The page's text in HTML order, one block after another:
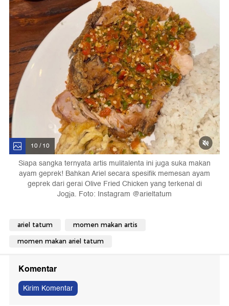
10 / 10
Siapa sangka ternyata artis mulitalenta ini juga suka makan
ayam geprek! Bahkan Ariel secara spesifik memesan ayam
geprek dari gerai Olive Fried Chicken yang terkenal di
Jogja. Foto: Instagram @arieltatum
ariel tatum momen makan artis
momen makan ariel tatum
Komentar
Kirim Komentar